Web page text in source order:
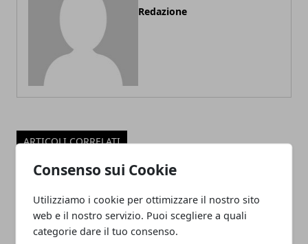
Consenso sui Cookie
Utilizziamo i cookie per ottimizzare il nostro sito
web e il nostro servizio. Puoi scegliere a quali
categorie dare il tuo consenso.
Redazione
ARTICOLI CORRELATI